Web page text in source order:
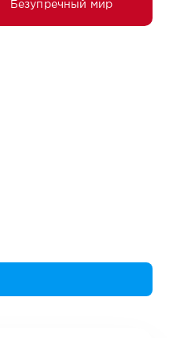
Безупречный мир